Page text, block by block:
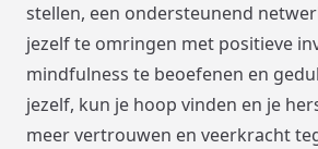
stellen, een ondersteunend
jezelf te omringen met positieve
mindfulness te beoefenen en
jezelf, kun je hoop vinden en je
meer vertrouwen en veerkracht